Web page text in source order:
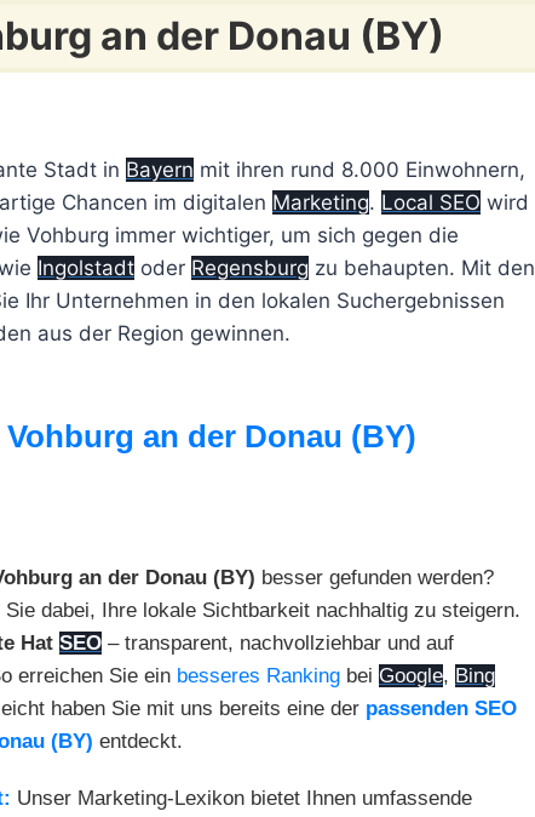
an der Donau (BY)
Stadt in Bayern mit ihren rund 8.000 Einwohnern,
Chancen im digitalen Marketing. Local SEO wird
Vohburg immer wichtiger, um sich gegen die
Ingolstadt oder Regensburg zu behaupten. Mit den
Ihr Unternehmen in den lokalen Suchergebnissen
aus der Region gewinnen.
an der Donau (BY)
an der Donau (BY) besser gefunden werden?
dabei, Ihre lokale Sichtbarkeit nachhaltig zu steigern.
Hat SEO – transparent, nachvollziehbar und auf
erreichen Sie ein besseres Ranking bei Google, Bing
haben Sie mit uns bereits eine der passenden SEO
(BY) entdeckt.
Unser Marketing-Lexikon bietet Ihnen umfassende